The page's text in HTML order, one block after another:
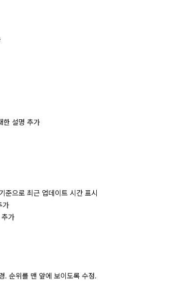
설명 추가
준으로 최근 업데이트 시간 표시
가
가
. 순위를 맨 앞에 보이도록 수정.